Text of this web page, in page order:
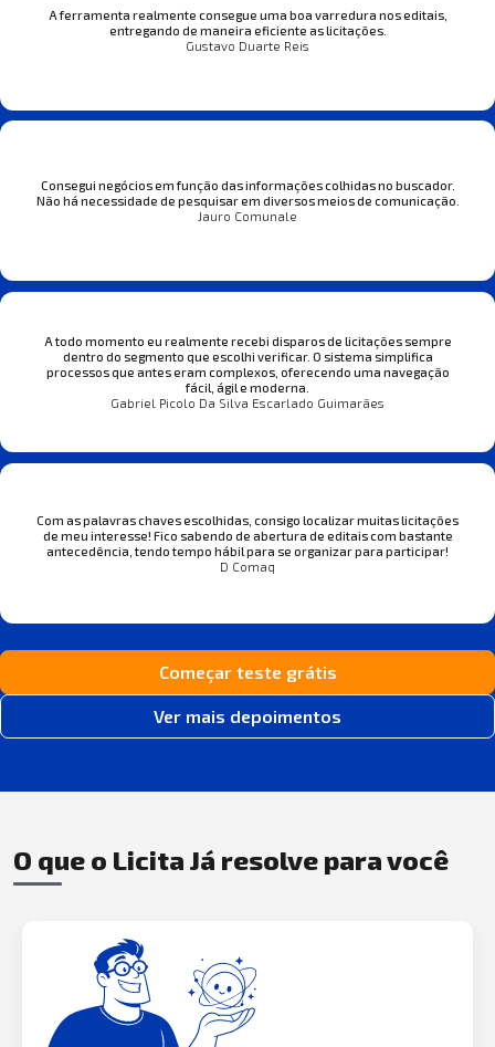
A ferramenta realmente consegue uma boa varredura nos editais,
entregando de maneira eficiente as licitações.
Gustavo Duarte Reis
Consegui negócios em função das informações colhidas no buscador.
Não há necessidade de pesquisar em diversos meios de comunicação.
Jauro Comunale
A todo momento eu realmente recebi disparos de licitações sempre
dentro do segmento que escolhi verificar. O sistema simplifica
processos que antes eram complexos, oferecendo uma navegação
fácil, ágil e moderna.
Gabriel Picolo Da Silva Escarlado Guimarães
Com as palavras chaves escolhidas, consigo localizar muitas licitações
de meu interesse! Fico sabendo de abertura de editais com bastante
antecedência, tendo tempo hábil para se organizar para participar!
D Comaq
Começar teste grátis
Ver mais depoimentos
O que o Licita Já resolve para você